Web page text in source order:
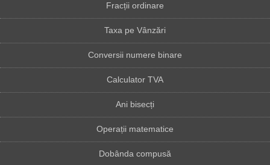
Fracții ordinare
Taxa pe Vânzări
Conversii numere binare
Calculator TVA
Ani bisecți
Operații matematice
Dobânda compusă